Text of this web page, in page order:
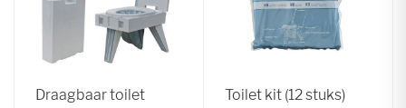
Draagbaar toilet
Toilet kit (12 stuks)